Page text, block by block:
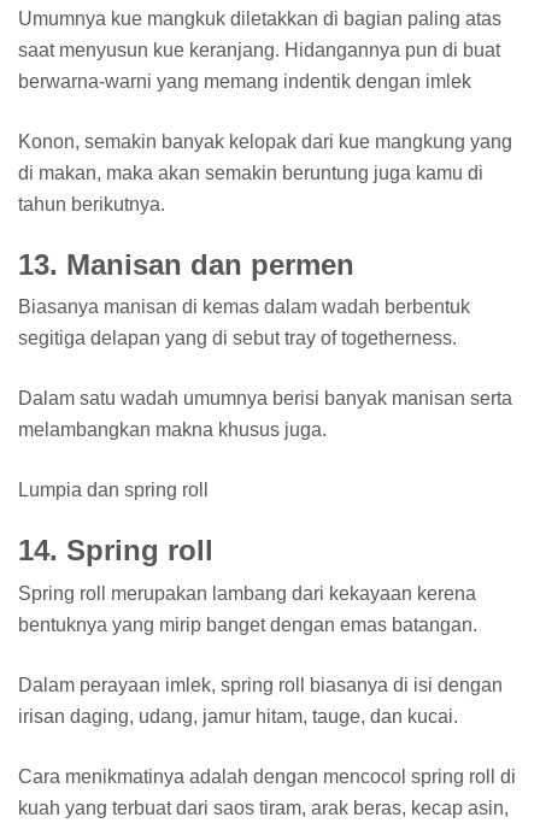
Umumnya kue mangkuk diletakkan di bagian paling atas
saat menyusun kue keranjang. Hidangannya pun di buat
berwarna-warni yang memang indentik dengan imlek
Konon, semakin banyak kelopak dari kue mangkung yang
di makan, maka akan semakin beruntung juga kamu di
tahun berikutnya.
13. Manisan dan permen
Biasanya manisan di kemas dalam wadah berbentuk
segitiga delapan yang di sebut tray of togetherness.
Dalam satu wadah umumnya berisi banyak manisan serta
melambangkan makna khusus juga.
Lumpia dan spring roll
14. Spring roll
Spring roll merupakan lambang dari kekayaan kerena
bentuknya yang mirip banget dengan emas batangan.
Dalam perayaan imlek, spring roll biasanya di isi dengan
irisan daging, udang, jamur hitam, tauge, dan kucai.
Cara menikmatinya adalah dengan mencocol spring roll di
kuah yang terbuat dari saos tiram, arak beras, kecap asin,